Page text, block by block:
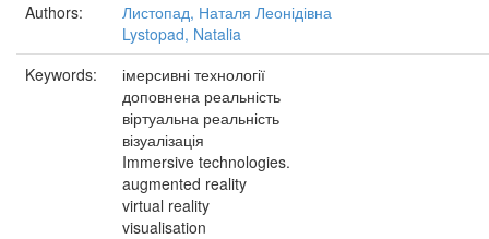
Authors:
Листопад, Наталя Леонідівна
Lystopad, Natalia
Keywords:
імерсивні технології
доповнена реальність
віртуальна реальність
візуалізація
Immersive technologies.
augmented reality
virtual reality
visualisation